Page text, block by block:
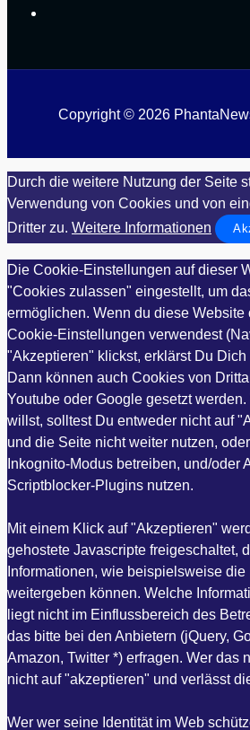
Copyright © 2026
Durch die weitere Nutzung der Seite
Verwendung von Cookies und von
Dritter zu. Weitere Informationen
Die Cookie-Einstellungen auf dieser
"Cookies zulassen" eingestellt, um
ermöglichen. Wenn du diese Website
Cookie-Einstellungen verwendest
"Akzeptieren" klickst, erklärst Du
Dann können auch Cookies von
Youtube oder Google gesetzt
willst, solltest Du entweder nicht auf
und die Seite nicht weiter nutzen,
Inkognito-Modus betreiben, und/oder
Scriptblocker-Plugins nutzen.
Mit einem Klick auf "Akzeptieren"
gehostete Javascripte freigeschaltet,
Informationen, wie beispielsweise
weitergeben können. Welche
liegt nicht im Einflussbereich des
das bitte bei den Anbietern (jQuery,
Amazon, Twitter *) erfragen. Wer das
nicht auf "akzeptieren" und verlässt
Wer wer seine Identität im Web